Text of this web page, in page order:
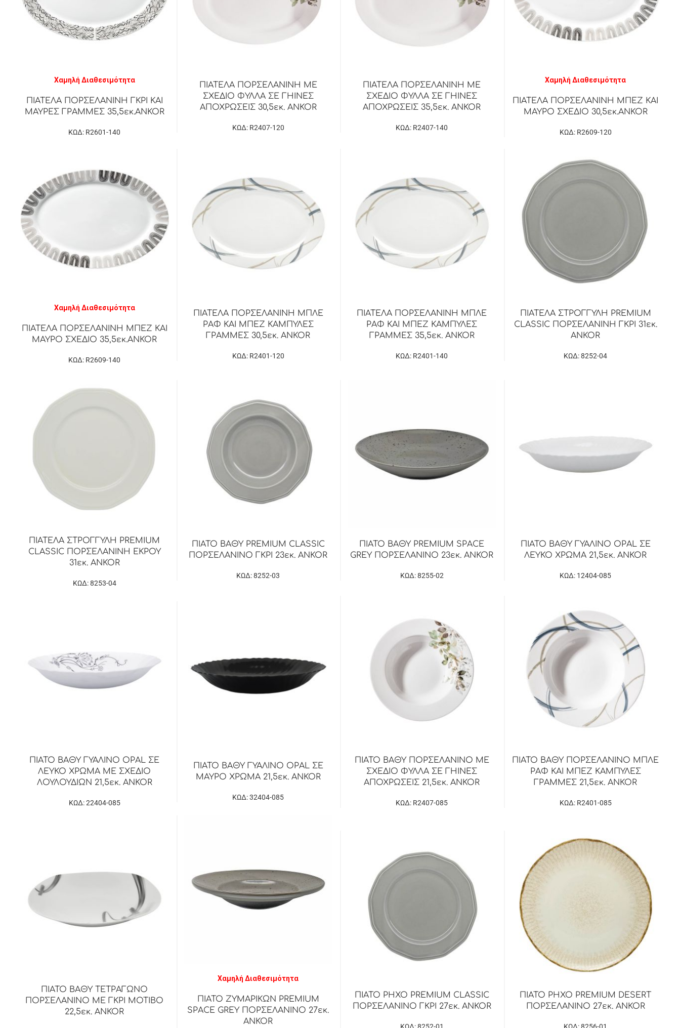
Χαμηλή Διαθεσιμότητα
ΠΙΑΤΕΛΑ ΠΟΡΣΕΛΑΝΙΝΗ ΓΚΡΙ ΚΑΙ
ΜΑΥΡΕΣ ΓΡΑΜΜΕΣ 35,5εκ.ANKOR
ΚΩΔ: R2601-140
ΠΙΑΤΕΛΑ ΠΟΡΣΕΛΑΝΙΝΗ ΜΕ
ΣΧΕΔΙΟ ΦΥΛΛΑ ΣΕ ΓΗΙΝΕΣ
ΑΠΟΧΡΩΣΕΙΣ 30,5εκ. ANKOR
ΚΩΔ: R2407-120
ΠΙΑΤΕΛΑ ΠΟΡΣΕΛΑΝΙΝΗ ΜΕ
ΣΧΕΔΙΟ ΦΥΛΛΑ ΣΕ ΓΗΙΝΕΣ
ΑΠΟΧΡΩΣΕΙΣ 35,5εκ. ANKOR
ΚΩΔ: R2407-140
Χαμηλή Διαθεσιμότητα
ΠΙΑΤΕΛΑ ΠΟΡΣΕΛΑΝΙΝΗ ΜΠΕΖ ΚΑΙ
ΜΑΥΡΟ ΣΧΕΔΙΟ 30,5εκ.ANKOR
ΚΩΔ: R2609-120
Χαμηλή Διαθεσιμότητα
ΠΙΑΤΕΛΑ ΠΟΡΣΕΛΑΝΙΝΗ ΜΠΕΖ ΚΑΙ
ΜΑΥΡΟ ΣΧΕΔΙΟ 35,5εκ.ANKOR
ΚΩΔ: R2609-140
ΠΙΑΤΕΛΑ ΠΟΡΣΕΛΑΝΙΝΗ ΜΠΛΕ
ΡΑΦ ΚΑΙ ΜΠΕΖ ΚΑΜΠΥΛΕΣ
ΓΡΑΜΜΕΣ 30,5εκ. ANKOR
ΚΩΔ: R2401-120
ΠΙΑΤΕΛΑ ΠΟΡΣΕΛΑΝΙΝΗ ΜΠΛΕ
ΡΑΦ ΚΑΙ ΜΠΕΖ ΚΑΜΠΥΛΕΣ
ΓΡΑΜΜΕΣ 35,5εκ. ANKOR
ΚΩΔ: R2401-140
ΠΙΑΤΕΛΑ ΣΤΡΟΓΓΥΛΗ PREMIUM
CLASSIC ΠΟΡΣΕΛΑΝΙΝΗ ΓΚΡΙ 31εκ.
ANKOR
ΚΩΔ: 8252-04
ΠΙΑΤΕΛΑ ΣΤΡΟΓΓΥΛΗ PREMIUM
CLASSIC ΠΟΡΣΕΛΑΝΙΝΗ ΕΚΡΟΥ
31εκ. ANKOR
ΚΩΔ: 8253-04
ΠΙΑΤΟ ΒΑΘΥ PREMIUM CLASSIC
ΠΟΡΣΕΛΑΝΙΝΟ ΓΚΡΙ 23εκ. ANKOR
ΚΩΔ: 8252-03
ΠΙΑΤΟ ΒΑΘΥ PREMIUM SPACE
GREY ΠΟΡΣΕΛΑΝΙΝΟ 23εκ. ANKOR
ΚΩΔ: 8255-02
ΠΙΑΤΟ ΒΑΘΥ ΓΥΑΛΙΝΟ OPAL ΣΕ
ΛΕΥΚΟ ΧΡΩΜΑ 21,5εκ. ANKOR
ΚΩΔ: 12404-085
ΠΙΑΤΟ ΒΑΘΥ ΓΥΑΛΙΝΟ OPAL ΣΕ
ΛΕΥΚΟ ΧΡΩΜΑ ΜΕ ΣΧΕΔΙΟ
ΛΟΥΛΟΥΔΙΩΝ 21,5εκ. ANKOR
ΚΩΔ: 22404-085
ΠΙΑΤΟ ΒΑΘΥ ΓΥΑΛΙΝΟ OPAL ΣΕ
ΜΑΥΡΟ ΧΡΩΜΑ 21,5εκ. ANKOR
ΚΩΔ: 32404-085
ΠΙΑΤΟ ΒΑΘΥ ΠΟΡΣΕΛΑΝΙΝΟ ΜΕ
ΣΧΕΔΙΟ ΦΥΛΛΑ ΣΕ ΓΗΙΝΕΣ
ΑΠΟΧΡΩΣΕΙΣ 21,5εκ. ANKOR
ΚΩΔ: R2407-085
ΠΙΑΤΟ ΒΑΘΥ ΠΟΡΣΕΛΑΝΙΝΟ ΜΠΛΕ
ΡΑΦ ΚΑΙ ΜΠΕΖ ΚΑΜΠΥΛΕΣ
ΓΡΑΜΜΕΣ 21,5εκ. ANKOR
ΚΩΔ: R2401-085
ΠΙΑΤΟ ΒΑΘΥ ΤΕΤΡΑΓΩΝΟ
ΠΟΡΣΕΛΑΝΙΝΟ ΜΕ ΓΚΡΙ ΜΟΤΙΒΟ
22,5εκ. ANKOR
Χαμηλή Διαθεσιμότητα
ΠΙΑΤΟ ΖΥΜΑΡΙΚΩΝ PREMIUM
SPACE GREY ΠΟΡΣΕΛΑΝΙΝΟ 27εκ.
ANKOR
ΠΙΑΤΟ ΡΗΧΟ PREMIUM CLASSIC
ΠΟΡΣΕΛΑΝΙΝΟ ΓΚΡΙ 27εκ. ANKOR
ΠΙΑΤΟ ΡΗΧΟ PREMIUM DESERT
ΠΟΡΣΕΛΑΝΙΝΟ 27εκ. ANKOR